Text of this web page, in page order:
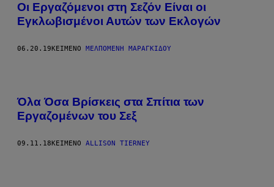
Οι Εργαζόμενοι στη Σεζόν Είναι οι
Εγκλωβισμένοι Αυτών των Εκλογών
06.20.19 ΚΕΊΜΕΝΟ ΜΕΛΠΟΜΈΝΗ ΜΑΡΑΓΚΊΔΟΥ
Όλα Όσα Βρίσκεις στα Σπίτια των
Εργαζομένων του Σεξ
09.11.18ΚΕΊΜΕΝΟ ALLISON TIERNEY